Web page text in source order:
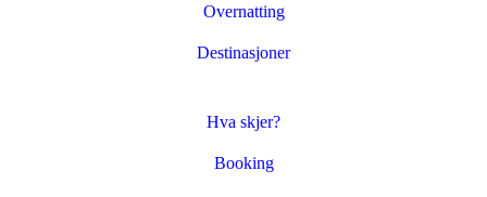
Overnatting
Destinasjoner
Hva skjer?
Booking